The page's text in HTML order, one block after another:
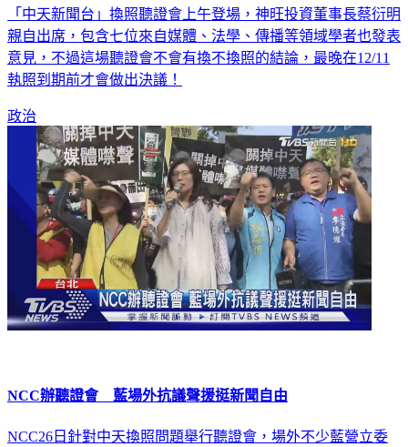
「中天新聞台」換照聽證會上午登場，神旺投資董事長蔡衍明
親自出席，包含七位來自媒體、法學、傳播等領域學者也發表
意見，不過這場聽證會不會有換不換照的結論，最晚在12/11
執照到期前才會做出決議！
政治
NCC辦聽證會 藍場外抗議聲援挺新聞自由
NCC26日針對中天換照問題舉行聽證會，場外不少藍營立委